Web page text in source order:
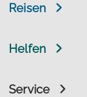
Reisen
Helfen
Service